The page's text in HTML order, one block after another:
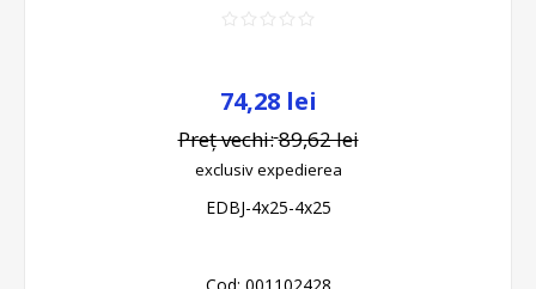
74,28 lei
Preț vechi:89,62 lei
exclusivexpedierea
EDBJ-4x25-4x25